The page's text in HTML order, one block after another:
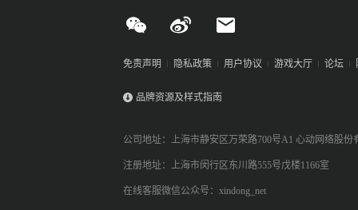
免责声明 隐私政策 用户协议 游戏大厅 论坛
品牌资源及样式指南
公司地址：上海市静安区万荣路700号A1 心动网络股份
注册地址：上海市闵行区东川路555号戊楼1166室
在线客服微信公众号：xindong_net